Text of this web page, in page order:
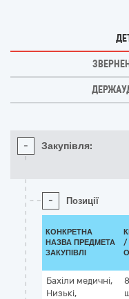
- Закупівля:
- Позиції
КОНКРЕТНА
НАЗВА ПРЕДМЕТА
ЗАКУПІВЛІ
/
Бахіли медичні,
Низькі,